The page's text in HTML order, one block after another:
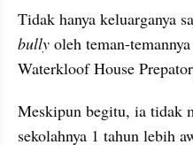
Tidak hanya keluarganya
bully oleh teman-
Waterkloof House
Meskipun begitu, ia tidak
sekolahnya 1 tahun lebih